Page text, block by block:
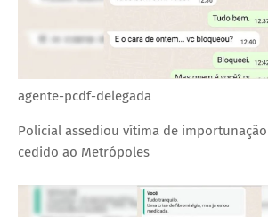
agente-pcdf-delegada
Policial assediou vítima de
cedido ao Metrópoles